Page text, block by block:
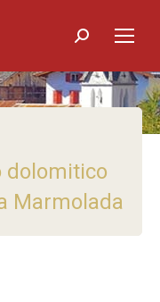
Search:
dolomitico
Marmolada